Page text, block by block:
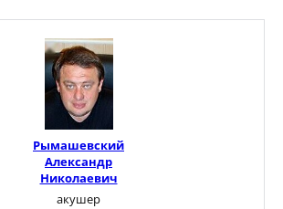
Рымашевский
Александр
Николаевич
акушер